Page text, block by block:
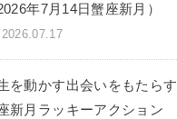
年7月14日蟹座新月）
2026.07.17
を動かす出会いをもたらす
新月ラッキーアクション